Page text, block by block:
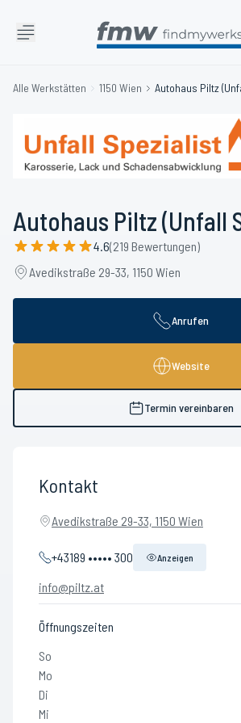
Alle Werkstätten 1150 Wien Autohaus Piltz
Autohaus Piltz (Unfall
4.6(219 Bewertungen)
Avedikstraße 29-33, 1150 Wien
Anrufen
Website
Termin vereinbaren
Kontakt
Avedikstraße 29-33, 1150 Wien
+43189 ••••• 300 Anzeigen
info@piltz.at
Öffnungszeiten
So
Mo
Di
Mi